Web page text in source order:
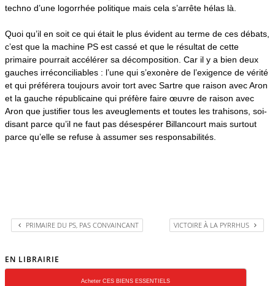
techno d’une logorrhée politique mais cela s’arrête hélas là.
Quoi qu’il en soit ce qui était le plus évident au terme de ces débats,
c’est que la machine PS est cassé et que le résultat de cette
primaire pourrait accélérer sa décomposition. Car il y a bien deux
gauches irréconciliables : l’une qui s’exonère de l’exigence de vérité
et qui préférera toujours avoir tort avec Sartre que raison avec Aron
et la gauche républicaine qui préfère faire œuvre de raison avec
Aron que justifier tous les aveuglements et toutes les trahisons , soi-
disant parce qu’il ne faut pas désespérer Billancourt mais surtout
parce qu’elle se refuse à assumer ses responsabilités.
PRIMAIRE DU PS, PAS CONVAINCANT VICTOIRE À LA PYRRHUS
EN LIBRAIRIE
Acheter CES BIENS ESSENTIELS